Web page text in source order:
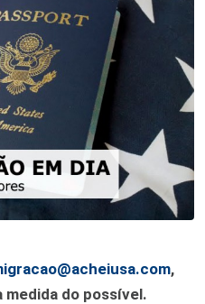
,
medida do possível.